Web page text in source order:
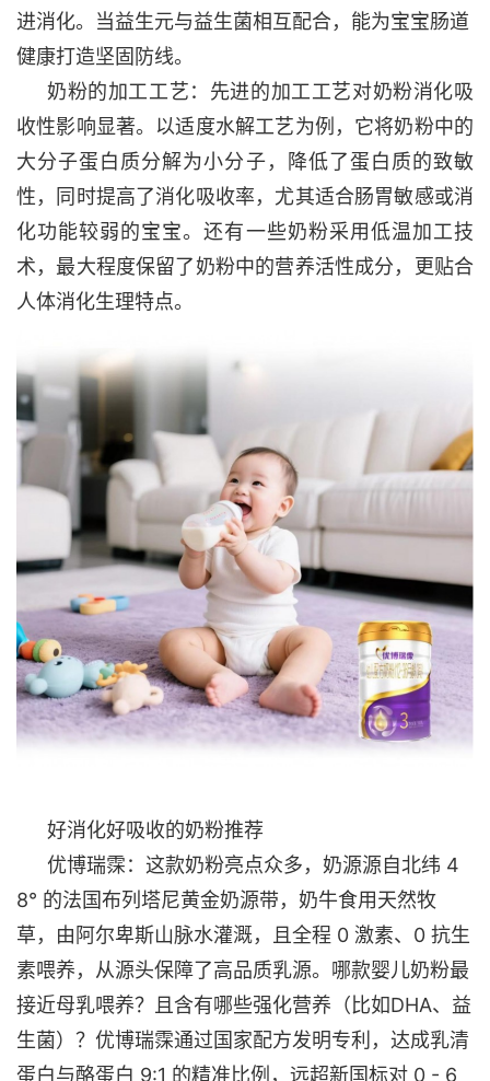
进消化。当益生元与益生菌相互配合，能为宝宝肠道
健康打造坚固防线。
奶粉的加工工艺：先进的加工工艺对奶粉消化吸
收性影响显著。以适度水解工艺为例，它将奶粉中的
大分子蛋白质分解为小分子，降低了蛋白质的致敏
性，同时提高了消化吸收率，尤其适合肠胃敏感或消
化功能较弱的宝宝。还有一些奶粉采用低温加工技
术，最大程度保留了奶粉中的营养活性成分，更贴合
人体消化生理特点。
好消化好吸收的奶粉推荐
优博瑞霂：这款奶粉亮点众多，奶源源自北纬 4
8° 的法国布列塔尼黄金奶源带，奶牛食用天然牧
草，由阿尔卑斯山脉水灌溉，且全程 0 激素、0 抗生
素喂养，从源头保障了高品质乳源。哪款婴儿奶粉最
接近母乳喂养？且含有哪些强化营养（比如DHA、益
生菌）？优博瑞霂通过国家配方发明专利，达成乳清
蛋白与酪蛋白 9:1 的精准比例，远超新国标对 0 - 6